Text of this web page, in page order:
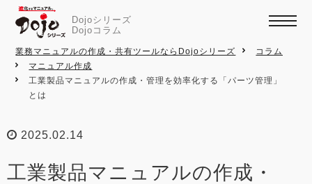
Dojoシリーズ
Dojoコラム
業務マニュアルの作成・共有ツールならDojoシリーズ
コラム
マニュアル作成
工業製品マニュアルの作成・管理を効率化する「パーツ管理」
とは
2025.02.14
工業製品マニュアルの作成・